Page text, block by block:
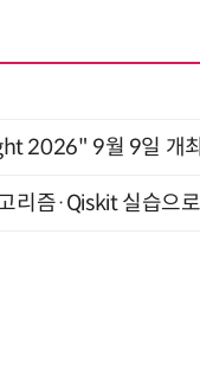
2026" 9월 9일 개최